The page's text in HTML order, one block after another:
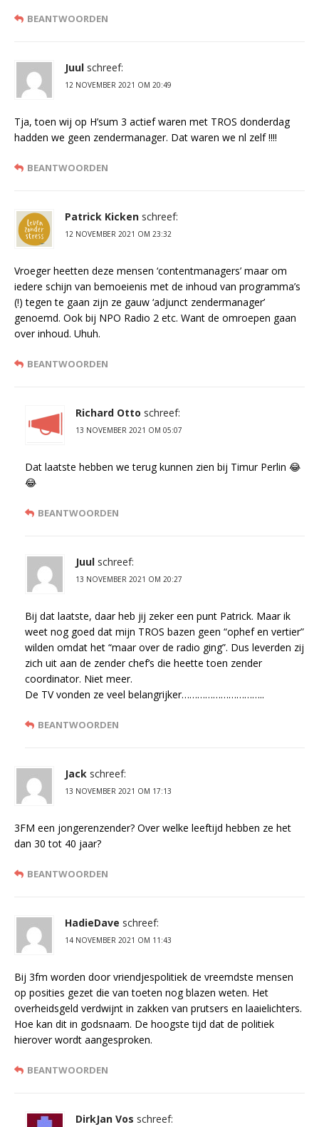
BEANTWOORDEN
Juul schreef:
12 NOVEMBER 2021 OM 20:49
Tja, toen wij op H’sum 3 actief waren met TROS donderdag
hadden we geen zendermanager. Dat waren we nl zelf !!!!
BEANTWOORDEN
Patrick Kicken schreef:
12 NOVEMBER 2021 OM 23:32
Vroeger heetten deze mensen ‘contentmanagers’ maar om
iedere schijn van bemoeienis met de inhoud van programma’s
(!) tegen te gaan zijn ze gauw ‘adjunct zendermanager’
genoemd. Ook bij NPO Radio 2 etc. Want de omroepen gaan
over inhoud. Uhuh.
BEANTWOORDEN
Richard Otto schreef:
13 NOVEMBER 2021 OM 05:07
Dat laatste hebben we terug kunnen zien bij Timur Perlin 😂
😂
BEANTWOORDEN
Juul schreef:
13 NOVEMBER 2021 OM 20:27
Bij dat laatste, daar heb jij zeker een punt Patrick. Maar ik
weet nog goed dat mijn TROS bazen geen “ophef en vertier”
wilden omdat het “maar over de radio ging”. Dus leverden zij
zich uit aan de zender chef’s die heette toen zender
coordinator. Niet meer.
De TV vonden ze veel belangrijker…………………………..
BEANTWOORDEN
Jack schreef:
13 NOVEMBER 2021 OM 17:13
3FM een jongerenzender? Over welke leeftijd hebben ze het
dan 30 tot 40 jaar?
BEANTWOORDEN
HadieDave schreef:
14 NOVEMBER 2021 OM 11:43
Bij 3fm worden door vriendjespolitiek de vreemdste mensen
op posities gezet die van toeten nog blazen weten. Het
overheidsgeld verdwijnt in zakken van prutsers en laaielichters.
Hoe kan dit in godsnaam. De hoogste tijd dat de politiek
hierover wordt aangesproken.
BEANTWOORDEN
DirkJan Vos schreef: